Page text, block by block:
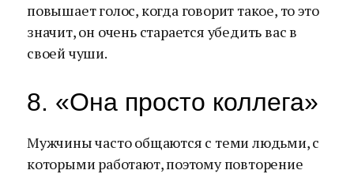
повышает голос, когда говорит такое, то это
значит, он очень старается убедить вас в
своей чуши.
8. «Она просто коллега»
Мужчины часто общаются с теми людьми, с
которыми работают, поэтому повторение